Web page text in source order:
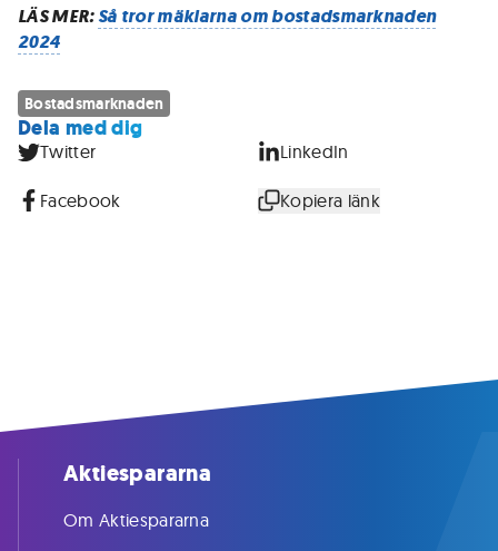
LÄS MER:Så tror mäklarna om bostadsmarknaden
2024
Bostadsmarknaden
Dela med dig
Twitter LinkedIn
Facebook Kopiera länk
Aktiespararna
Om Aktiespararna